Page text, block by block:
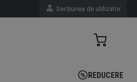
Secţiunea de utilizator
REDUCERE